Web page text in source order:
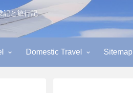
記と旅行記
Domestic Travel Sitemap